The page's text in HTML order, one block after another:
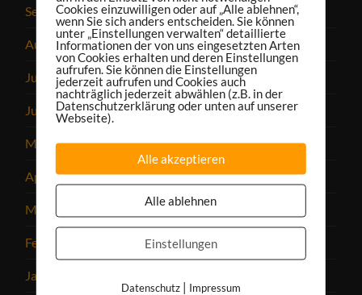
September 2022
August 2022
Juli 2022
Juni 2022
Mai 2022
April 2022
März 2022
Februar 2022
Januar 2022
Cookies einzuwilligen oder auf „Alle ablehnen“,
wenn Sie sich anders entscheiden. Sie können
unter „Einstellungen verwalten“ detaillierte
Informationen der von uns eingesetzten Arten
von Cookies erhalten und deren Einstellungen
aufrufen. Sie können die Einstellungen
jederzeit aufrufen und Cookies auch
nachträglich jederzeit abwählen (z.B. in der
Datenschutzerklärung oder unten auf unserer
Webseite).
Alle akzeptieren
Alle ablehnen
Einstellungen
Datenschutz| Impressum